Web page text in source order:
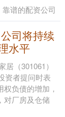
靠谱的配资公司
司将持续
水平
（301061）
资者提问时表
负债的增加，
对厂房及仓储